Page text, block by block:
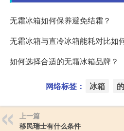
无霜冰箱如何保养避免结霜？
无霜冰箱与直冷冰箱能耗对比如
如何选择合适的无霜冰箱品牌？
网络标签： 冰箱
上一篇
移民瑞士有什么条件